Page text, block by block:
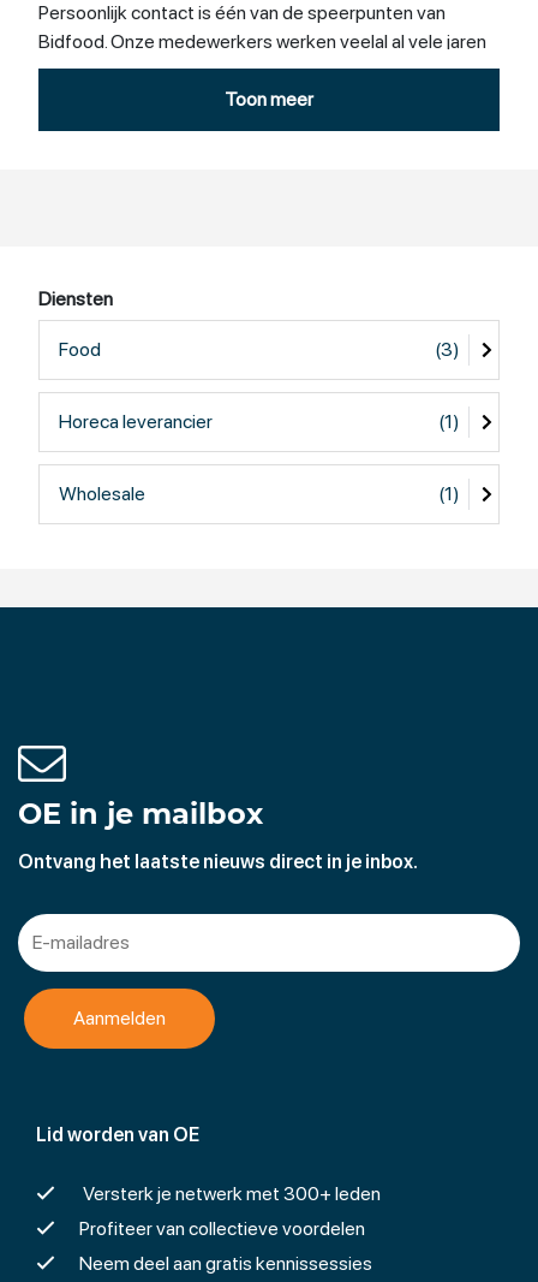
Persoonlijk contact is één van de speerpunten van
Bidfood. Onze medewerkers werken veelal al vele jaren
bij ons en dat geeft veel vertrouwen en een hoge
drankengroothandel en kan u voorzien van alle dranken,
van frisdrank tot aan speciaalbieren. Wij beschikken
daarnaast over een uitgebreid assortiment sterke drank
en hebben onze eigen wijnhuis.
Toon meer
Diensten
Food (3)
Horeca leverancier (1)
Wholesale (1)
Lid worden van OE
Versterk je netwerk met 300+ leden
Profiteer van collectieve voordelen
Neem deel aan gratis kennissessies
OE in je mailbox
Ontvang het laatste nieuws direct in je inbox.